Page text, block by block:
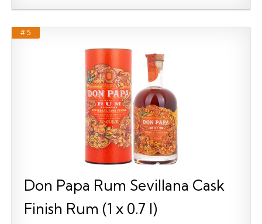
# 5
Don Papa Rum Sevillana Cask
Finish Rum (1 x 0.7 l)